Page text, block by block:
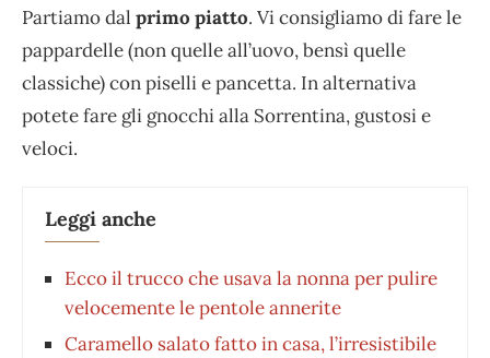
Partiamo dal primo piatto. Vi consigliamo di fare le
pappardelle (non quelle all’uovo, bensì quelle
classiche) con piselli e pancetta. In alternativa
potete fare gli gnocchi alla Sorrentina, gustosi e
veloci.
Leggi anche
Ecco il trucco che usava la nonna per pulire
velocemente le pentole annerite
Caramello salato fatto in casa, l’irresistibile